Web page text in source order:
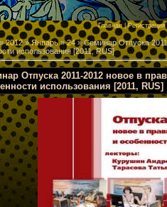
Главная|Регистрация|
2012 » Январь » 24» Cеминар Отпуска
использования [2011, RUS]
Отпуска 2011-2012 новое в
использования [2011, RUS]